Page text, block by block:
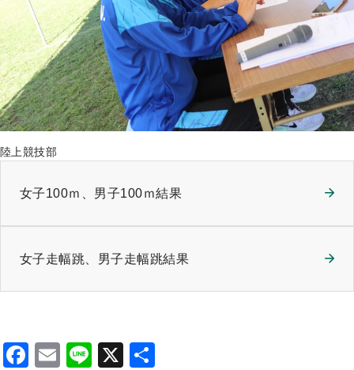
陸上競技部
女子100ｍ、男子100ｍ結果
女子走幅跳、男子走幅跳結果
F
E
Li
X